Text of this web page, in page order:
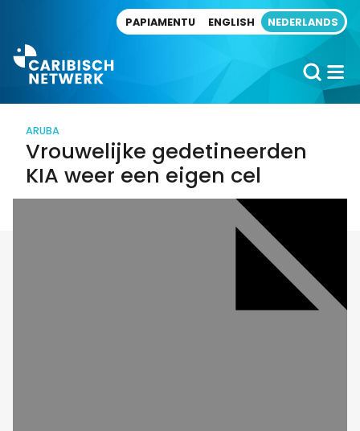
PAPIAMENTU ENGLISH NEDERLANDS
ARUBA
Vrouwelijke gedetineerden
KIA weer een eigen cel